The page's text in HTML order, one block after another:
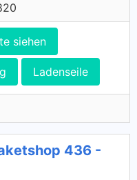
siehen
Ladenseile
436 -